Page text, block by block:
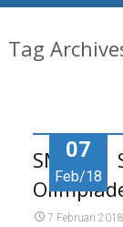
Tag
07
Feb/18
SMA N 1
7 Februari 2018